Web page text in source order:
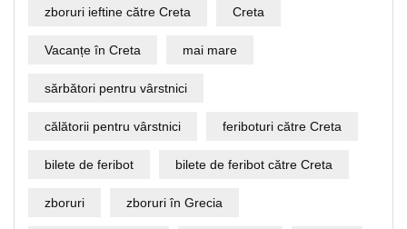
zboruri ieftine către Creta Creta
Vacanțe în Creta mai mare
sărbători pentru vârstnici
călătorii pentru vârstnici feriboturi către Creta
bilete de feribot bilete de feribot către Creta
zboruri zboruri în Grecia